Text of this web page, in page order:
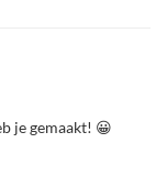
je gemaakt! 😀